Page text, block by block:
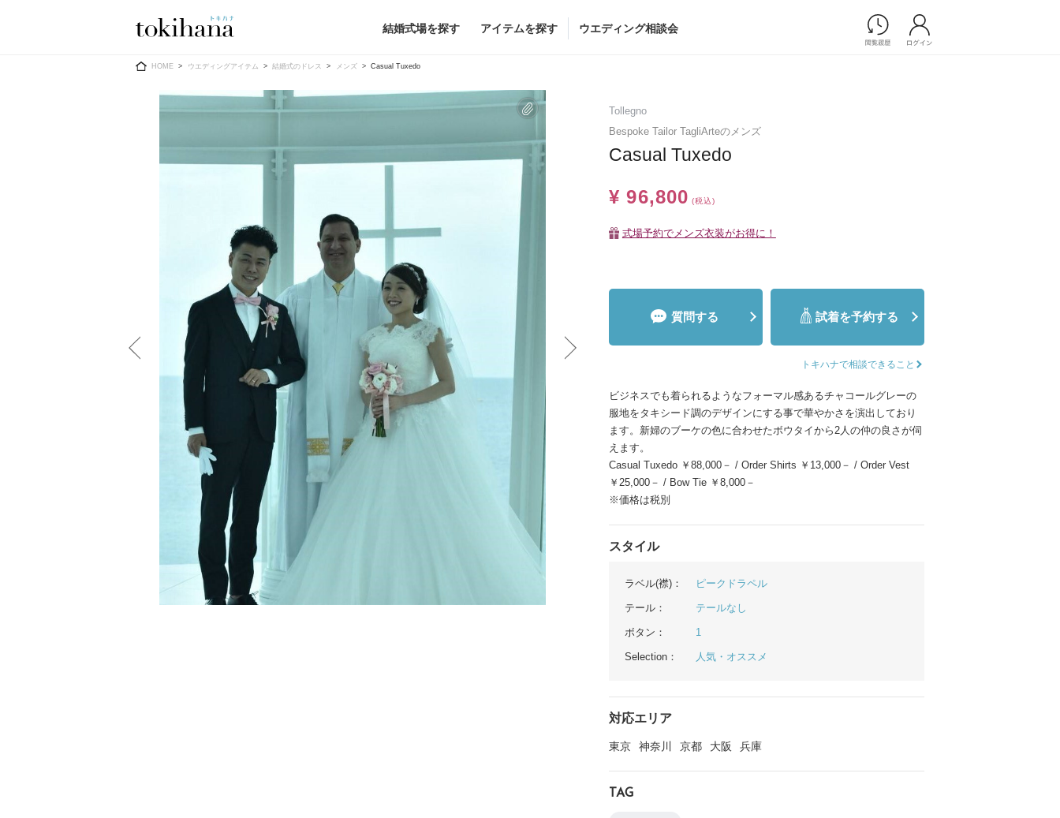
結婚式場を探す アイテムを探す
Ring Dress
カラードレス
カラードレス （メーカー直送）
メンズ （メーカー直送）
小物
すべてのアイテム
ドレスショップ一覧
すべてのアイテム
ヘア&メイク
ブライダルエステ
ヘア&メイクショップ一覧
記録映像
ムービーショップ一覧
ウエディング相談会
HOME ウエディングアイテム 結婚式のドレス メンズ Casual Tuxedo
Tollegno
Bespoke Tailor TagliArteのメンズ
Casual Tuxedo
¥ 96,800 (税込)
式場予約でメンズ衣装がお得に！
質問する 試着を予約する
トキハナで相談できること
ビジネスでも着られるようなフォーマル感あるチャコールグレーの
服地をタキシード調のデザインにする事で華やかさを演出しており
ます。新婦のブーケの色に合わせたボウタイから2人の仲の良さが伺
えます。
Casual Tuxedo ￥88,000－ / Order Shirts ￥13,000－ / Order Vest
￥25,000－ / Bow Tie ￥8,000－
※価格は税別
スタイル
ラベル(襟)： ピークドラペル
テール： テールなし
ボタン： 1
Selection： 人気・オススメ
対応エリア
東京 神奈川 京都 大阪 兵庫
TAG